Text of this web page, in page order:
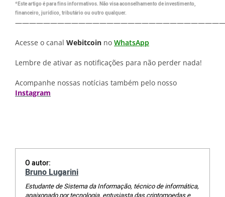
*Este artigo é para fins informativos. Não visa aconselhamento de investimento,
financeiro, jurídico, tributário ou outro qualquer.
Acesse o canal Webitcoin no WhatsApp
Lembre de ativar as notificações para não perder nada!
Acompanhe nossas notícias também pelo nosso
Instagram
O autor:
Bruno Lugarini
Estudante de Sistema da Informação, técnico de informática,